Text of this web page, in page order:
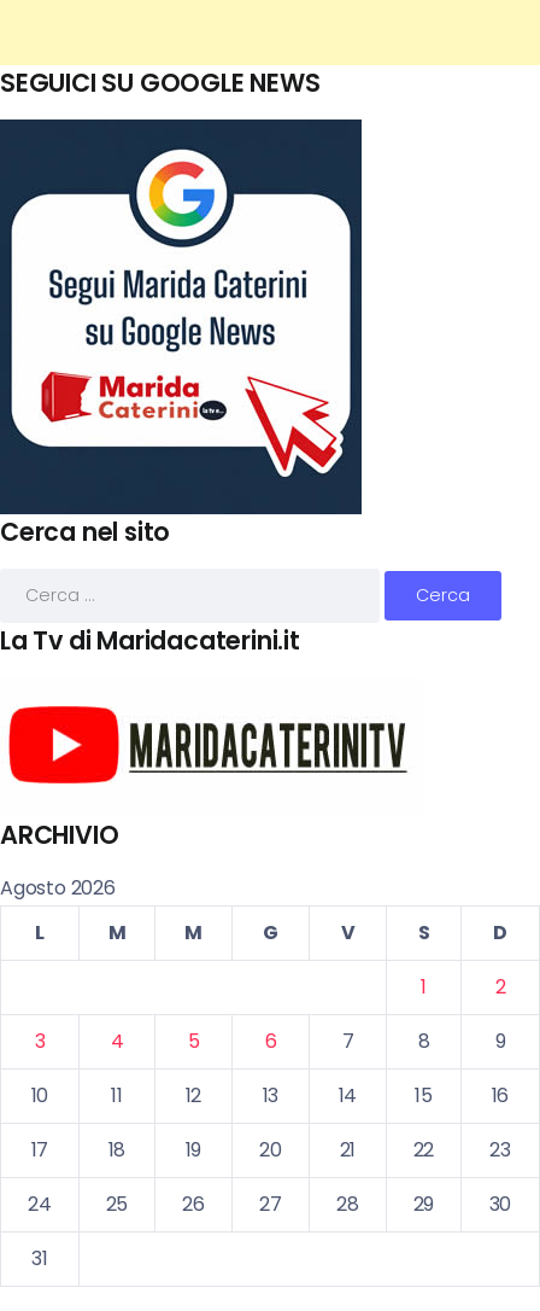
SEGUICI SU GOOGLE NEWS
Cerca nel sito
La Tv di Maridacaterini.it
ARCHIVIO
Agosto 2026
L
M M G V S
D
1
2
3
4 5 6 7 8
9
10
11 12 13 14 15
16
17
18 19 20 21 22
23
24
25 26 27 28 29
30
31